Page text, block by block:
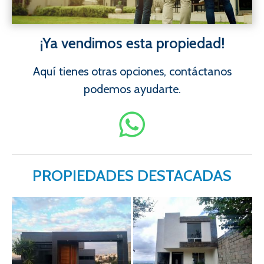
¡Ya vendimos esta propiedad!
Aquí tienes otras opciones, contáctanos
podemos ayudarte.
PROPIEDADES DESTACADAS